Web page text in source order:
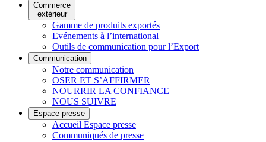
Commerce
extérieur
Gamme de produits exportés
Evénements à l’international
Outils de communication pour l’Export
Communication
Notre communication
OSER ET S’AFFIRMER
NOURRIR LA CONFIANCE
NOUS SUIVRE
Espace presse
Accueil Espace presse
Communiqués de presse